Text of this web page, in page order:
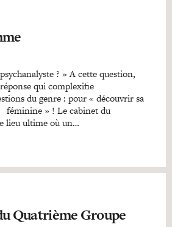
? » A cette question,
qui complexifie
du genre : pour « découvrir sa
féminine » ! Le cabinet du
lieu ultime où un…
Quatrième Groupe